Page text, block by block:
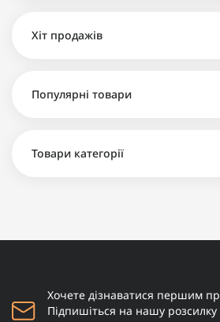
Хіт продажів
Презерватив ONE Glowing
світиться в темряві, зі
Collection, 1 шт, гладенький, зі
дизайнерське паковання - 30
Презерватив Satisfyer
помаранчевий, з рельєфом у
1шт - 30 грн
Популярні товари
Кейс (кондомниця) металевий
презервативів 1шт - 135 грн
збільшений розмір 1шт - 70
Презервативи ONE Legend
Товари категорії
Хочете дізнаватися першим
Підпишіться на нашу